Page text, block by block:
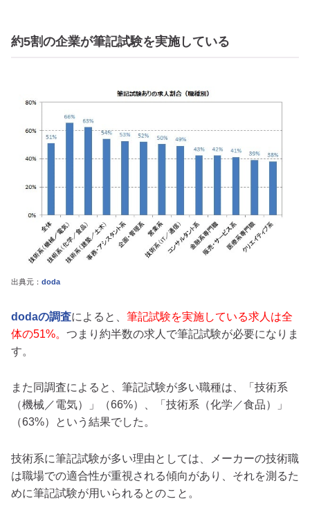
約5割の企業が筆記試験を実施している
出典元： doda
dodaの調査によると、 筆記試験を実施している求人は全
体の51%。 つまり約半数の求人で筆記試験が必要になりま
す。
また同調査によると、筆記試験が多い職種は、「技術系
（機械／電気）」（66%）、「技術系（化学／食品）」
（63%）という結果でした。
技術系に筆記試験が多い理由としては、メーカーの技術職
は職場での適合性が重視される傾向があり、それを測るた
めに筆記試験が用いられるとのこと。